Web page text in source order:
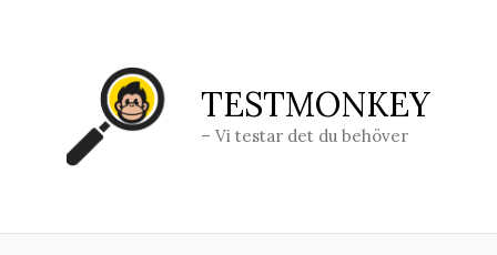
TESTMONKEY
– Vi testar det du behöver